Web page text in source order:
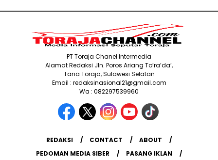
PT Toraja Chanel Intermedia
Alamat Redaksi Jln. Poros Ariang To’ra’da’,
Tana Toraja, Sulawesi Selatan
Email : redaksinasional21@gmail.com
Wa : 082297539960
REDAKSI CONTACT
ABOUT
PEDOMAN MEDIA SIBER
PASANG IKLAN